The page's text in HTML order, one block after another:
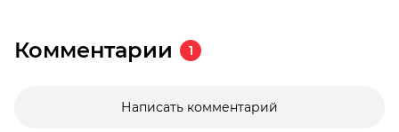
Комментарии 1
Написать комментарий